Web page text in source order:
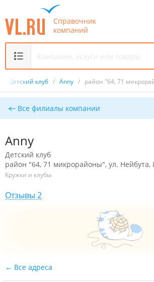
Справочник
компаний
Детский клуб / Anny / район "64, 71
Все филиалы компании
Anny
Детский клуб
район "64, 71 микрорайоны", ул. Нейбута,
Кружки и клубы
Отзывы 2
Все адреса